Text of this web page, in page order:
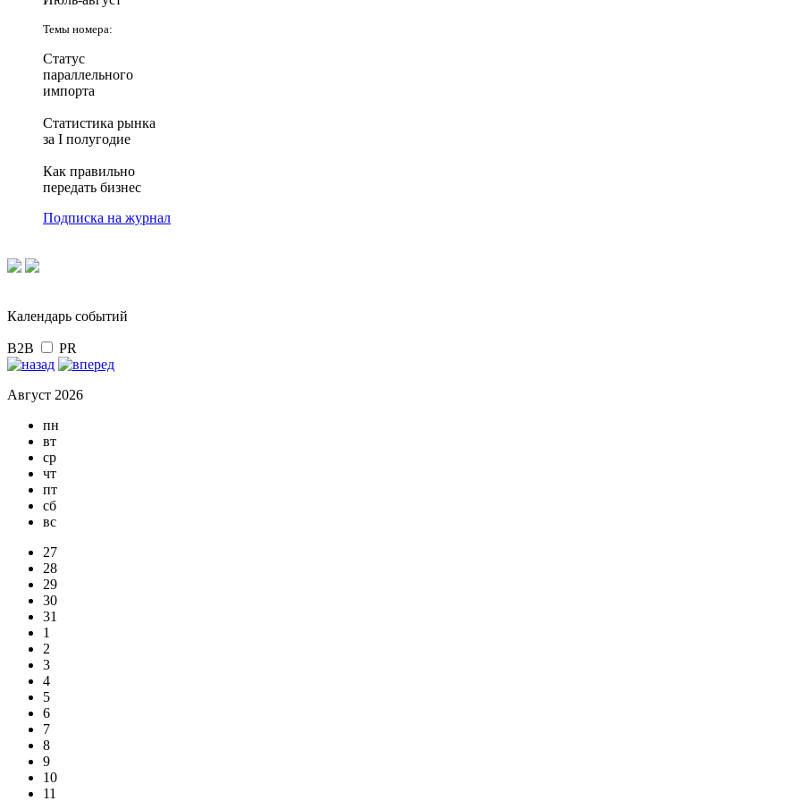
Темы номера:
Статус
параллельного
импорта
Статистика рынка
за I полугодие
Как правильно
передать бизнес
Подписка на журнал
Календарь событий
B2B PR
Август 2026
пн
вт
ср
чт
пт
сб
вс
27
28
29
30
31
1
2
3
4
5
6
7
8
9
10
11